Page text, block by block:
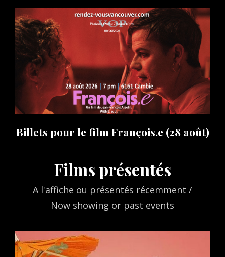
Billets pour le film François.e (28 août)
Films présentés
A l'affiche ou présentés récemment /
Now showing or past events